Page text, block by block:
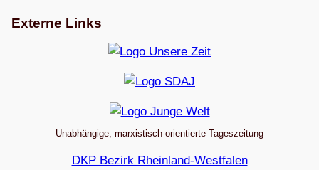
Externe Links
Unabhängige, marxistisch-orientierte Tageszeitung
DKP Bezirk Rheinland-Westfalen